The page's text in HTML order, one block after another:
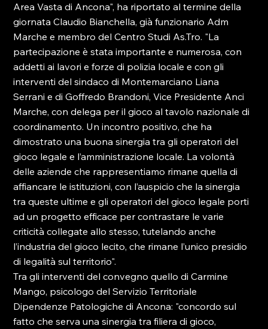
Area Vasta di Ancona", ha riportato al termine della
giornata Claudio Bianchella, già funzionario Adm
Marche e membro del Centro Studi As.Tro. "La
partecipazione è stata importante e numerosa, con
addetti ai lavori e forze di polizia locale e con gli
interventi del sindaco di Montemarciano Liana
Serrani e di Goffredo Brandoni, Vice Presidente Anci
Marche, con delega per il gioco al tavolo nazionale di
coordinamento. Un incontro positivo, che ha
dimostrato una buona sinergia tra gli operatori del
gioco legale e l’amministrazione locale. La volontà
delle aziende che rappresentiamo rimane quella di
affiancare le istituzioni, con l’auspicio che la sinergia
tra queste ultime e gli operatori del gioco legale porti
ad un progetto efficace per contrastare le varie
criticità collegate allo stesso, tutelando anche
l’industria del gioco lecito, che rimane l’unico presidio
di legalità sul territorio".
Tra gli interventi del convegno quello di Carmine
Mango, psicologo del Servizio Territoriale
Dipendenze Patologiche di Ancona: "concordo sul
fatto che serva una sinergia tra filiera di gioco,